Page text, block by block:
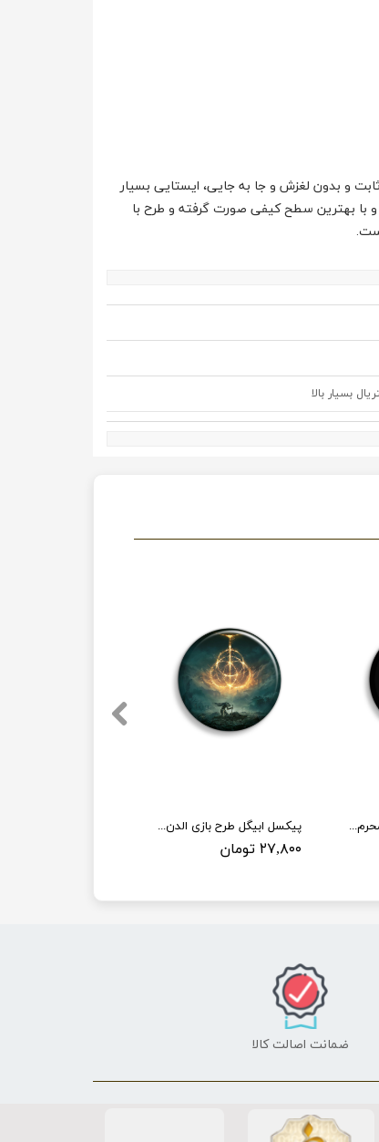
و بدون لغزش و جا به جایی، ایستایی بسیار
با بهترین سطح کیفی صورت گرفته و طرح با
بسیار بالا
پیکسل ابیگل طرح بازی الدن رینگ کد elden ring 005
۲۷,۸۰۰ تومان
پیکسل ابیگل طرح ماه محرم کد 001
ضمانت اصالت کالا